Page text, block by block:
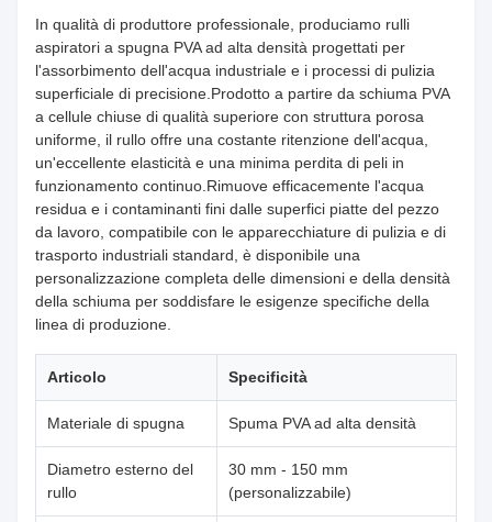
In qualità di produttore professionale, produciamo rulli
aspiratori a spugna PVA ad alta densità progettati per
l'assorbimento dell'acqua industriale e i processi di pulizia
superficiale di precisione.Prodotto a partire da schiuma PVA
a cellule chiuse di qualità superiore con struttura porosa
uniforme, il rullo offre una costante ritenzione dell'acqua,
un'eccellente elasticità e una minima perdita di peli in
funzionamento continuo.Rimuove efficacemente l'acqua
residua e i contaminanti fini dalle superfici piatte del pezzo
da lavoro, compatibile con le apparecchiature di pulizia e di
trasporto industriali standard, è disponibile una
personalizzazione completa delle dimensioni e della densità
della schiuma per soddisfare le esigenze specifiche della
linea di produzione.
Articolo Specificità
Materiale di spugna Spuma PVA ad alta densità
Diametro esterno del
rullo
30 mm - 150 mm
(personalizzabile)